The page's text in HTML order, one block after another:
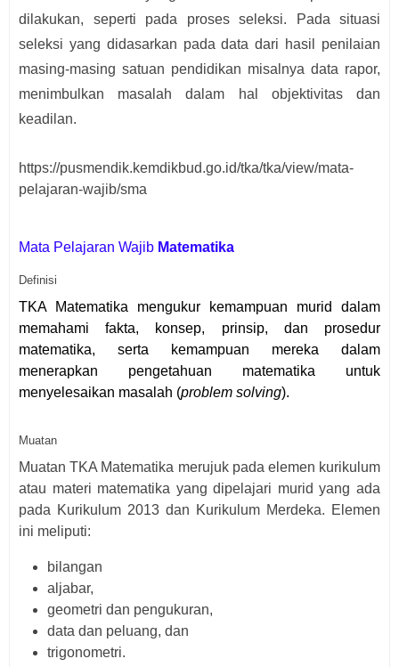
dilakukan, seperti pada proses seleksi. Pada situasi
seleksi yang didasarkan pada data dari hasil penilaian
masing-masing satuan pendidikan misalnya data rapor,
menimbulkan masalah dalam hal objektivitas dan
keadilan.
https://pusmendik.kemdikbud.go.id/tka/tka/view/mata-
pelajaran-wajib/sma
Mata Pelajaran Wajib Matematika
Definisi
TKA Matematika mengukur kemampuan murid dalam
memahami fakta, konsep, prinsip, dan prosedur
matematika, serta kemampuan mereka dalam
menerapkan pengetahuan matematika untuk
menyelesaikan masalah (problem solving).
Muatan
Muatan TKA Matematika merujuk pada elemen kurikulum
atau materi matematika yang dipelajari murid yang ada
pada Kurikulum 2013 dan Kurikulum Merdeka. Elemen
ini meliputi:
bilangan
aljabar,
geometri dan pengukuran,
data dan peluang, dan
trigonometri.